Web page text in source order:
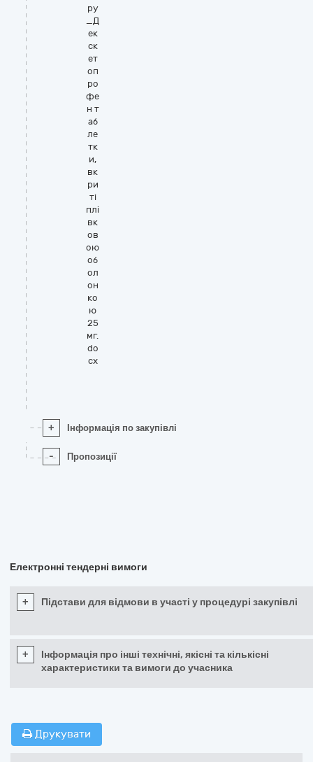
ру
_Д
ек
ск
ет
оп
ро
фе
н т
аб
ле
тк
и,
вк
ри
ті
плі
вк
ов
ою
об
ол
он
ко
ю
25
мг.
do
cx
+ Інформація по закупівлі
- Пропозиції
Електронні тендерні вимоги
+ Підстави для відмови в участі у процедурі закупівлі
+
Інформація про інші технічні, якісні та кількісні
характеристики та вимоги до учасника
Друкувати